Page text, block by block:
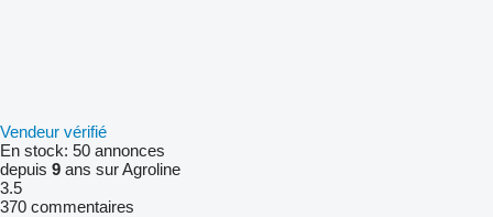
Vendeur vérifié
En stock: 50 annonces
depuis 9 ans sur Agroline
3.5
370 commentaires